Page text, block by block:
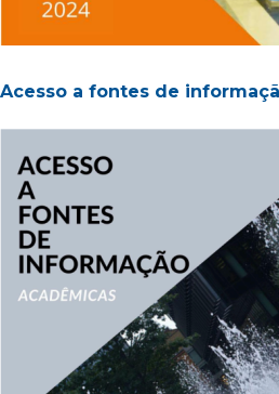
Acesso a fontes de